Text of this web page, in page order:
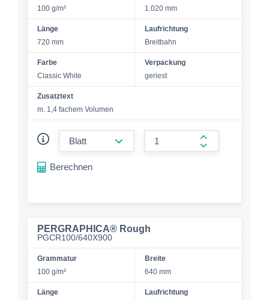
100 g/m²
1.020 mm
Länge
720 mm
Laufrichtung
Breitbahn
Farbe
Classic White
Verpackung
geriest
Zusatztext
m. 1,4 fachem Volumen
form.increase-
Berechnen
PERGRAPHICA® Rough
PGCR100/640X900
Grammatur
100 g/m²
Breite
640 mm
Länge
Laufrichtung